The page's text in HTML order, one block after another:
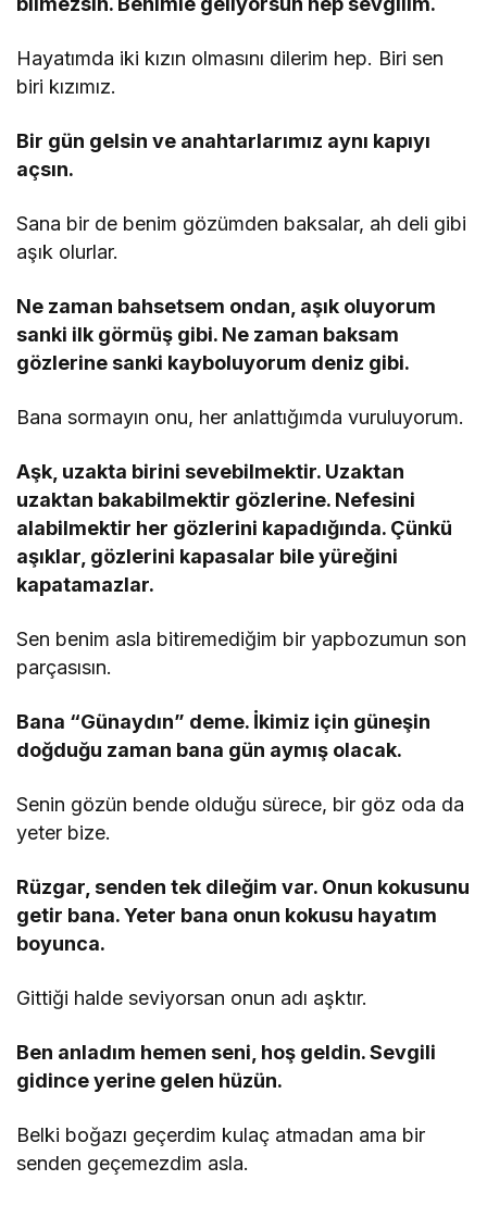
Hayatımda iki kızın olmasını dilerim hep. Biri sen
biri kızımız.
Bir gün gelsin ve anahtarlarımız aynı kapıyı
açsın.
Sana bir de benim gözümden baksalar, ah deli gibi
aşık olurlar.
Ne zaman bahsetsem ondan, aşık oluyorum
sanki ilk görmüş gibi. Ne zaman baksam
gözlerine sanki kayboluyorum deniz gibi.
Bana sormayın onu, her anlattığımda vuruluyorum.
Aşk, uzakta birini sevebilmektir. Uzaktan
uzaktan bakabilmektir gözlerine. Nefesini
alabilmektir her gözlerini kapadığında. Çünkü
aşıklar, gözlerini kapasalar bile yüreğini
kapatamazlar.
Sen benim asla bitiremediğim bir yapbozumun son
parçasısın.
Bana “Günaydın” deme. İkimiz için güneşin
doğduğu zaman bana gün aymış olacak.
Senin gözün bende olduğu sürece, bir göz oda da
yeter bize.
Rüzgar, senden tek dileğim var. Onun kokusunu
getir bana. Yeter bana onun kokusu hayatım
boyunca.
Gittiği halde seviyorsan onun adı aşktır.
Ben anladım hemen seni, hoş geldin. Sevgili
gidince yerine gelen hüzün.
Belki boğazı geçerdim kulaç atmadan ama bir
senden geçemezdim asla.